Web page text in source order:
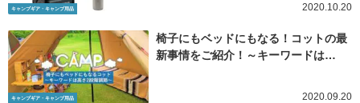
キャンプギア・キャンプ用品 2020.10.20
キャンプギア・キャンプ用品
椅子にもベッドにもなる！コットの最
新事情をご紹介！～キーワードは…
2020.09.20